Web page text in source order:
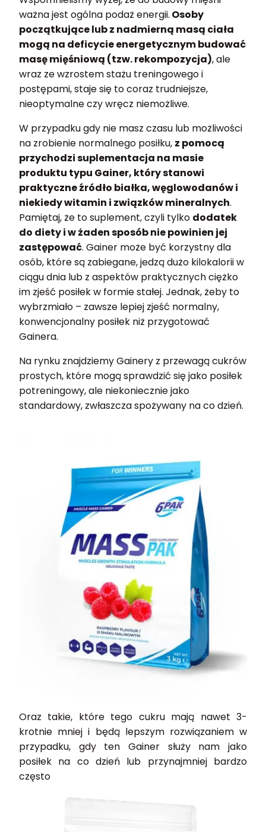
ważna jest ogólna podaż energii. Osoby
początkujące lub z nadmierną masą ciała
mogą na deficycie energetycznym budować
masę mięśniową (tzw. rekompozycja), ale
wraz ze wzrostem stażu treningowego i
postępami, staje się to coraz trudniejsze,
nieoptymalne czy wręcz niemożliwe.
W przypadku gdy nie masz czasu lub możliwości
na zrobienie normalnego posiłku, z pomocą
przychodzi suplementacja na masie
produktu typu Gainer, który stanowi
praktyczne źródło białka, węglowodanów i
niekiedy witamin i związków mineralnych.
Pamiętaj, że to suplement, czyli tylko dodatek
do diety i w żaden sposób nie powinien jej
zastępować. Gainer może być korzystny dla
osób, które są zabiegane, jedzą dużo kilokalorii w
ciągu dnia lub z aspektów praktycznych ciężko
im zjeść posiłek w formie stałej. Jednak, żeby to
wybrzmiało – zawsze lepiej zjeść normalny,
konwencjonalny posiłek niż przygotować
Gainera.
Na rynku znajdziemy Gainery z przewagą cukrów
prostych, które mogą sprawdzić się jako posiłek
potreningowy, ale niekoniecznie jako
standardowy, zwłaszcza spożywany na co dzień.
Oraz takie, które tego cukru mają nawet 3-
krotnie mniej i będą lepszym rozwiązaniem w
przypadku, gdy ten Gainer służy nam jako
posiłek na co dzień lub przynajmniej bardzo
często